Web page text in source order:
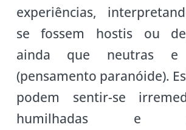
experiências,
se fossem hostis ou
ainda que neutras e
(pensamento paranóide).
podem sentir-se
humilhadas e